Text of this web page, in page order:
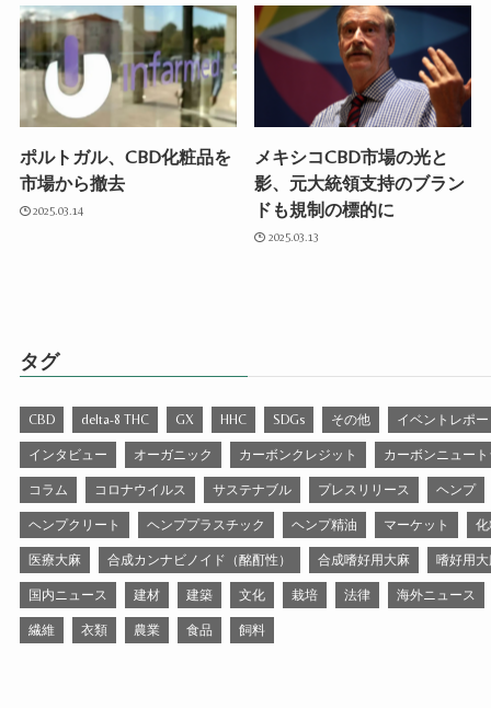
ポルトガル、CBD化粧品を
市場から撤去
2025.03.14
メキシコCBD市場の光と
影、元大統領支持のブラン
ドも規制の標的に
2025.03.13
タグ
CBD delta-8 THC GX HHC SDGs その他 イベントレポ
インタビュー オーガニック カーボンクレジット カーボンニュー
コラム コロナウイルス サステナブル プレスリリース ヘンプ
ヘンプクリート ヘンププラスチック ヘンプ精油 マーケット
医療大麻 合成カンナビノイド（酩酊性） 合成嗜好用大麻 嗜好用
国内ニュース 建材 建築 文化 栽培 法律 海外ニュース
繊維 衣類 農業 食品 飼料